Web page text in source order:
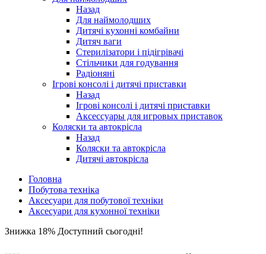
Назад
Для наймолодших
Дитячі кухонні комбайни
Дитяч ваги
Стерилізатори і підігрівачі
Стільчики для годування
Радіоняні
Ігрові консолі і дитячі приставки
Назад
Ігрові консолі і дитячі приставки
Аксессуары для игровых приставок
Коляски та автокрісла
Назад
Коляски та автокрісла
Дитячі автокрісла
Головна
Побутова техніка
Аксесуари для побутової техніки
Аксесуари для кухонної техніки
Знижка 18% Доступний сьогодні!